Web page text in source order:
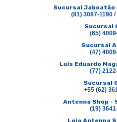
Sucursal Jaboatão
(81) 3087-1190
Sucursal
(65)
Sucursal
(47)
Luís Eduardo
(77)
Sucursal
+55 (62)
Antenna Shop -
(19)
Loja Antenna